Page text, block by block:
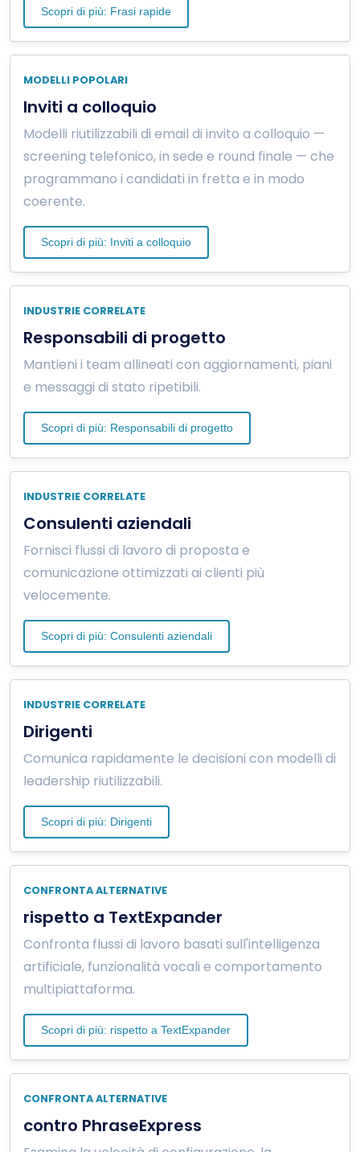
Scopri di più: Frasi rapide
MODELLI POPOLARI
Inviti a colloquio
Modelli riutilizzabili di email di invito a colloquio —
screening telefonico, in sede e round finale — che
programmano i candidati in fretta e in modo
coerente.
Scopri di più: Inviti a colloquio
INDUSTRIE CORRELATE
Responsabili di progetto
Mantieni i team allineati con aggiornamenti, piani
e messaggi di stato ripetibili.
Scopri di più: Responsabili di progetto
INDUSTRIE CORRELATE
Consulenti aziendali
Fornisci flussi di lavoro di proposta e
comunicazione ottimizzati ai clienti più
velocemente.
Scopri di più: Consulenti aziendali
INDUSTRIE CORRELATE
Dirigenti
Comunica rapidamente le decisioni con modelli di
leadership riutilizzabili.
Scopri di più: Dirigenti
CONFRONTA ALTERNATIVE
rispetto a TextExpander
Confronta flussi di lavoro basati sull'intelligenza
artificiale, funzionalità vocali e comportamento
multipiattaforma.
Scopri di più: rispetto a TextExpander
CONFRONTA ALTERNATIVE
contro PhraseExpress